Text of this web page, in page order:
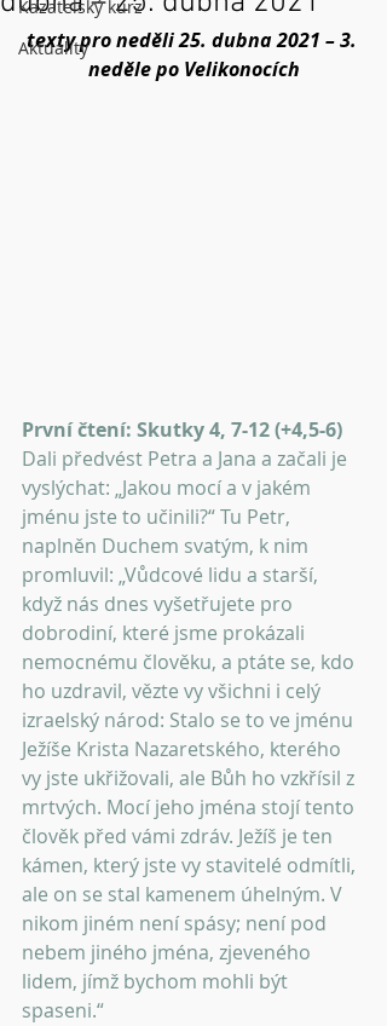
Kazatelský kurz
Aktuality
texty pro neděli 25. dubna 2021 – 3.
neděle po Velikonocích
První čtení: Skutky 4, 7-12 (+4,5-6)
Dali předvést Petra a Jana a začali je
vyslýchat: „Jakou mocí a v jakém
jménu jste to učinili?“ Tu Petr,
naplněn Duchem svatým, k nim
promluvil: „Vůdcové lidu a starší,
když nás dnes vyšetřujete pro
dobrodiní, které jsme prokázali
nemocnému člověku, a ptáte se, kdo
ho uzdravil, vězte vy všichni i celý
izraelský národ: Stalo se to ve jménu
Ježíše Krista Nazaretského, kterého
vy jste ukřižovali, ale Bůh ho vzkřísil z
mrtvých. Mocí jeho jména stojí tento
člověk před vámi zdráv. Ježíš je ten
kámen, který jste vy stavitelé odmítli,
ale on se stal kamenem úhelným. V
nikom jiném není spásy; není pod
nebem jiného jména, zjeveného
lidem, jímž bychom mohli být
spaseni.“